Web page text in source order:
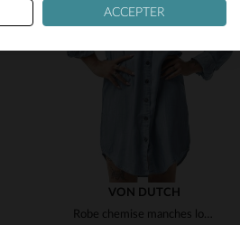
TAILLES DISPONIBLES
VON DUTCH
Robe chemise manches longues effet denim léger
ACCEPTER